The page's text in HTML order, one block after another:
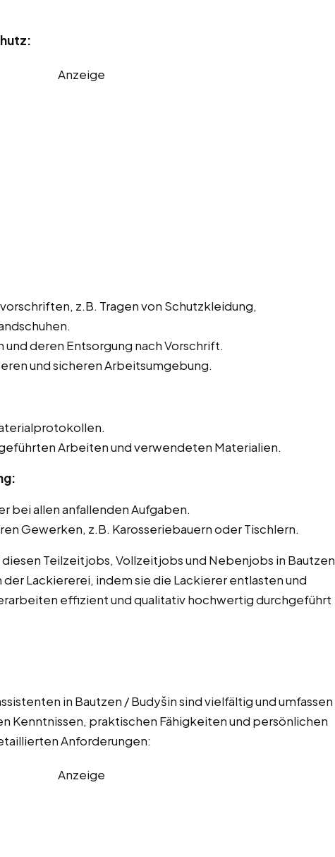
Anzeige
z.B. Tragen von Schutzkleidung,
deren Entsorgung nach Vorschrift.
und sicheren Arbeitsumgebung.
Arbeiten und verwendeten Materialien.
bei allen anfallenden Aufgaben.
Gewerken, z.B. Karosseriebauern oder Tischlern.
Teilzeitjobs, Vollzeitjobs und Nebenjobs in Bautzen
Lackiererei, indem sie die Lackierer entlasten und
effizient und qualitativ hochwertig durchgeführt
in Bautzen / Budyšin sind vielfältig und umfassen
Kenntnissen, praktischen Fähigkeiten und persönlichen
Anforderungen:
Anzeige